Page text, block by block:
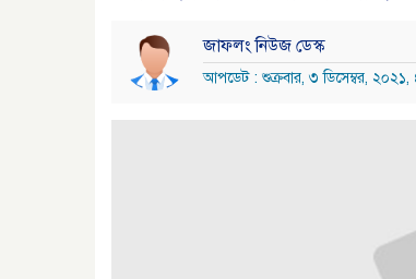
জাফলং নিউজ ডেস্ক
আপডেট : শুক্রবার, ৩ ডিসেম্বর, ২০২১,